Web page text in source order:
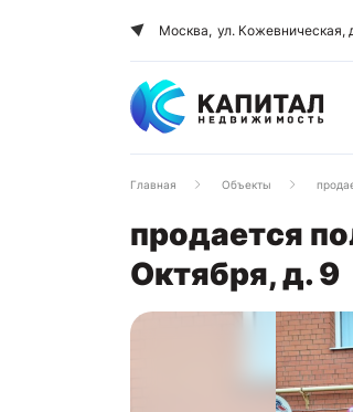
Москва, ул. Кожевническая,
Главная Объекты
продается
Октября, д. 9